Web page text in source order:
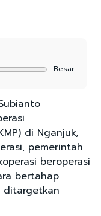
Besar
di Nganjuk,
pemerintah
beroperasi
bertahap